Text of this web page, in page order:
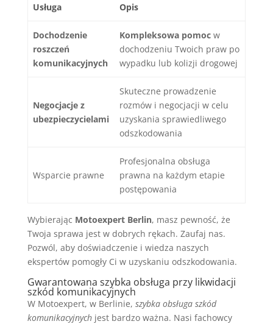
Usługa Opis
Dochodzenie
roszczeń
komunikacyjnych
Kompleksowa pomoc w
dochodzeniu Twoich praw po
wypadku lub kolizji drogowej
Negocjacje z
ubezpieczycielami
Skuteczne prowadzenie
rozmów i negocjacji w celu
uzyskania sprawiedliwego
odszkodowania
Wsparcie prawne
Profesjonalna obsługa
prawna na każdym etapie
postępowania
Wybierając Motoexpert Berlin, masz pewność, że
Twoja sprawa jest w dobrych rękach. Zaufaj nas.
Pozwól, aby doświadczenie i wiedza naszych
ekspertów pomogły Ci w uzyskaniu odszkodowania.
Gwarantowana szybka obsługa przy likwidacji
szkód komunikacyjnych
W Motoexpert, w Berlinie, szybka obsługa szkód
komunikacyjnychjest bardzo ważna. Nasi fachowcy